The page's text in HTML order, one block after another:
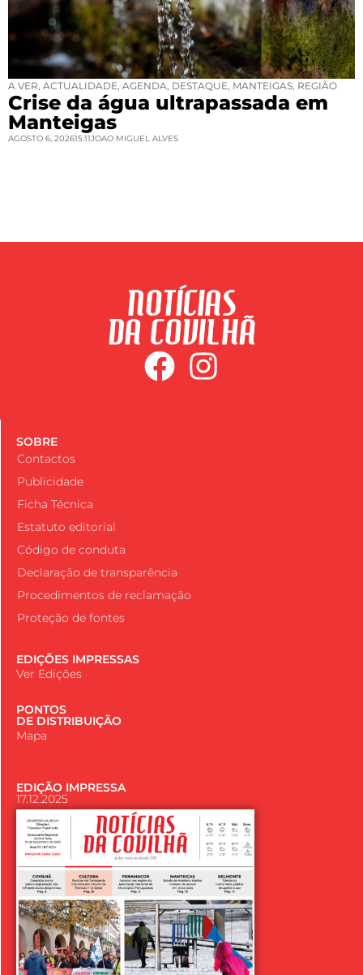
A VER ACTUALIDADE AGENDA DESTAQUE MANTEIGAS REGIÃO
Crise da água ultrapassada em
Manteigas
AGOSTO 6, 202615:11JOAO MIGUEL ALVES
SOBRE
Contactos
Publicidade
Ficha Técnica
Estatuto editorial
Código de conduta
Declaração de transparência
Procedimentos de reclamação
Proteção de fontes
EDIÇÕES IMPRESSAS
Ver Edições
PONTOS
DE DISTRIBUIÇÃO
Mapa
EDIÇÃO IMPRESSA
17.12.2025